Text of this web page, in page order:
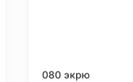
080 экрю